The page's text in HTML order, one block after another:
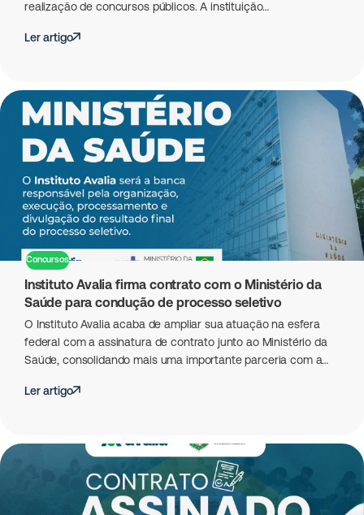
realização de concursos públicos. A instituição…
Ler artigo
Concursos
Instituto Avalia firma contrato com o Ministério da
Saúde para condução de processo seletivo
O Instituto Avalia acaba de ampliar sua atuação na esfera
federal com a assinatura de contrato junto ao Ministério da
Saúde, consolidando mais uma importante parceria com a…
Ler artigo